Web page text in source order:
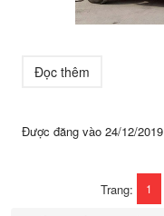
Đọc thêm
Được đăng vào 24/12/2019
Trang: 1